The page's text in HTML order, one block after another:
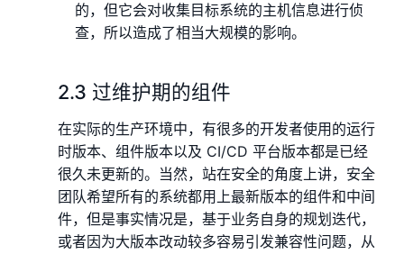
的，但它会对收集目标系统的主机信息进行侦
查，所以造成了相当大规模的影响。
2.3 过维护期的组件
在实际的生产环境中，有很多的开发者使用的运行
时版本、组件版本以及 CI/CD 平台版本都是已经
很久未更新的。当然，站在安全的⻆度上讲，安全
团队希望所有的系统都用上最新版本的组件和中间
件，但是事实情况是，基于业务自身的规划迭代，
或者因为大版本改动较多容易引发兼容性问题，从